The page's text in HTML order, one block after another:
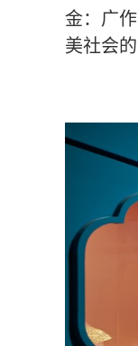
金：广
美社会